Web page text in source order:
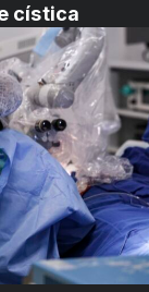
cística